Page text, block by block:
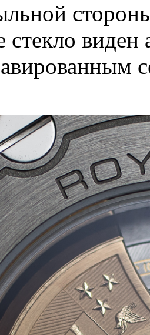
стекло виден